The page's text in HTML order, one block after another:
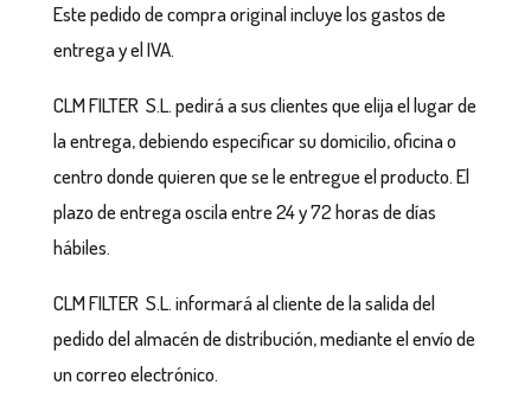
Este pedido de compra original incluye los gastos de
entrega y el IVA.
CLM FILTER S.L. pedirá a sus clientes que elija el lugar de
la entrega, debiendo especificar su domicilio, oficina o
centro donde quieren que se le entregue el producto. El
plazo de entrega oscila entre 24 y 72 horas de días
hábiles.
CLM FILTER S.L. informará al cliente de la salida del
pedido del almacén de distribución, mediante el envío de
un correo electrónico.